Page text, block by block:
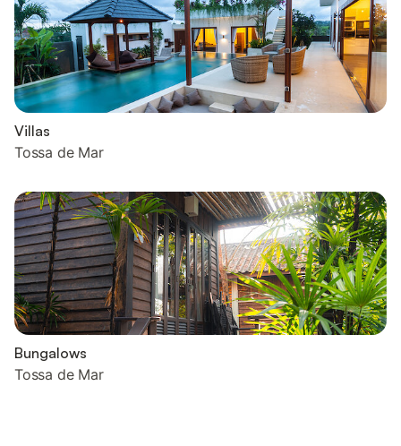
Villas
Tossa de Mar
Bungalows
Tossa de Mar